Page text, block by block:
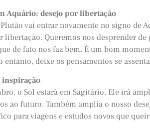
Aquário: desejo por libertação
vai entrar novamente no signo de
libertação. Queremos nos desprender
de fato nos faz bem. É um bom
entanto, deixe os pensamentos se
inspiração
o Sol estará em Sagitário. Ele irá
ao futuro. Também amplia o nosso
para viagens e estudos novos que